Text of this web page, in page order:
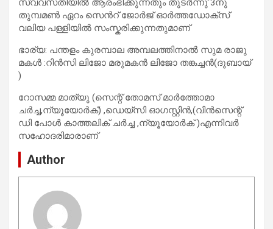
തുമ്പമൺ ഏറം സെൻറ് ജോർജ് ഓർത്തഡോക്സ്
വലിയ പള്ളിയിൽ സംസ്കരിക്കുന്നതുമാണ്
ഭാര്യ: പന്തളം കുരമ്പാല അമ്പലത്തിനാൽ സുമ രാജു
മകൾ :റിൻസി ലിജോ മരുമകൻ ലിജോ തങ്കച്ചൻ(ദുബായ്
)
റോസമ്മ മാത്യു (സെന്റ് തോമസ് മാർത്തോമാ
ചർച്ച,ന്യൂയോർക്) ,ഡെയ്സി ഓഗസ്റ്റിൻ,(വിൻസെന്റ്
ഡി പോൾ കാത്തലിക് ചർച്ച ,ന്യൂയോർക് )എന്നിവർ
സഹോദരിമാരാണ്
Author